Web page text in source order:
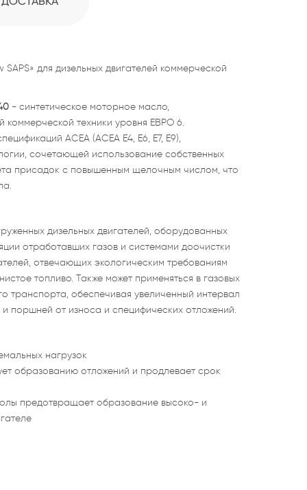
для дизельных двигателей коммерческой
- синтетическое моторное масло,
коммерческой техники уровня ЕВРО 6.
ACEA (ACEA E4, E6, E7, E9),
сочетающей использование собственных
присадок с повышенным щелочным числом, что
дизельных двигателей, оборудованных
отработавших газов и системами доочистки
отвечающих экологическим требованиям
топливо. Также может применяться в газовых
транспорта, обеспечивая увеличенный интервал
поршней от износа и специфических отложений.
нагрузок
образованию отложений и продлевает срок
предотвращает образование высоко- и